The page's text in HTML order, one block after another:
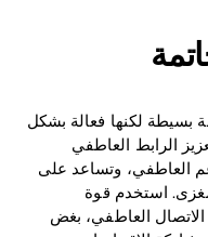
بسيطة لكنها فعالة بشكل
الرابط العاطفي
العاطفي، وتساعد على
استخدم قوة
العاطفي، بغض